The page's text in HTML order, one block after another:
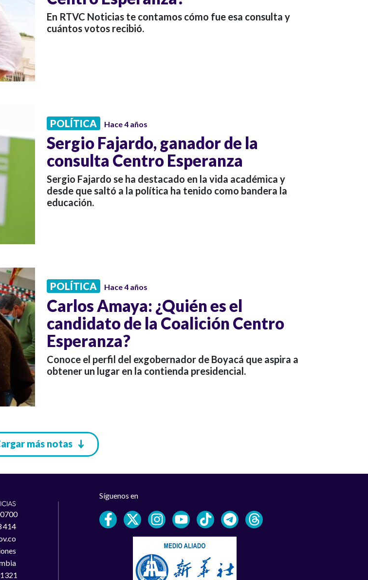
En RTVC Noticias te contamos cómo fue esa consulta y
cuántos votos recibió.
POLÍTICA Hace 4 años
Sergio Fajardo, ganador de la
consulta Centro Esperanza
Sergio Fajardo se ha destacado en la vida académica y
desde que saltó a la política ha tenido como bandera la
educación.
POLÍTICA Hace 4 años
Carlos Amaya: ¿Quién es el
candidato de la Coalición Centro
Esperanza?
Conoce el perfil del exgobernador de Boyacá que aspira a
obtener un lugar en la contienda presidencial.
más notas
414
Síguenos en